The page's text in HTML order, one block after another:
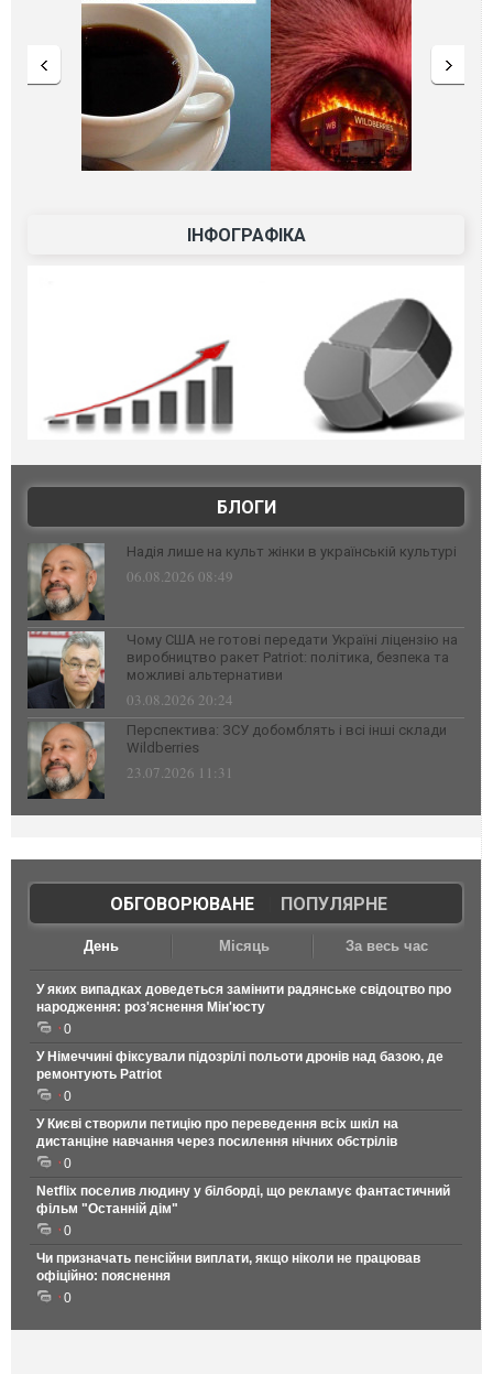
ІНФОГРАФІКА
БЛОГИ
Надія лише на культ жінки в українській культурі
06.08.2026 08:49
Чому США не готові передати Україні ліцензію на
виробництво ракет Patriot: політика, безпека та
можливі альтернативи
03.08.2026 20:24
Перспектива: ЗСУ добомблять і всі інші склади
Wildberries
23.07.2026 11:31
ОБГОВОРЮВАНЕ| ПОПУЛЯРНЕ
День Місяць За весь час
У яких випадках доведеться замінити радянське свідоцтво про
народження: роз'яснення Мін'юсту
0
У Німеччині фіксували підозрілі польоти дронів над базою, де
ремонтують Patriot
0
У Києві створили петицію про переведення всіх шкіл на
дистанціне навчання через посилення нічних обстрілів
0
Netflix поселив людину у білборді, що рекламує фантастичний
фільм "Останній дім"
0
Чи призначать пенсійни виплати, якщо ніколи не працював
офіційно: пояснення
0